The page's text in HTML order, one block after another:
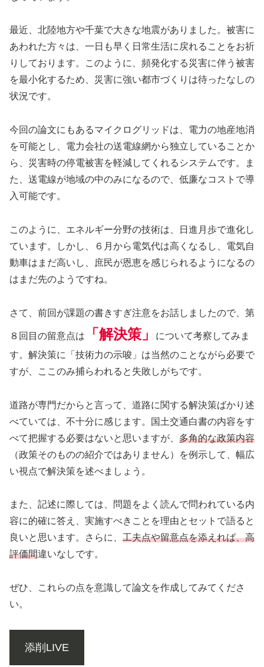
最近、北陸地方や千葉で大きな地震がありました。被害に
あわれた方々は、一日も早く日常生活に戻れることをお祈
りしております。このように、頻発化する災害に伴う被害
を最小化するため、災害に強い都市づくりは待ったなしの
状況です。
今回の論文にもあるマイクログリッドは、電力の地産地消
を可能とし、電力会社の送電線網から独立していることか
ら、災害時の停電被害を軽減してくれるシステムです。ま
た、送電線が地域の中のみになるので、低廉なコストで導
入可能です。
このように、エネルギー分野の技術は、日進月歩で進化し
ています。しかし、６月から電気代は高くなるし、電気自
動車はまだ高いし、庶民が恩恵を感じられるようになるの
はまだ先のようですね。
さて、前回が課題の書きすぎ注意をお話しましたので、第
８回目の留意点は 「解決策」
について考察してみま
す。解決策に「技術力の示唆」は当然のことながら必要で
すが、ここのみ捕らわれると失敗しがちです。
道路が専門だからと言って、道路に関する解決策ばかり述
べていては、不十分に感じます。国土交通白書の内容をす
べて把握する必要はないと思いますが、 多角的な政策内容
（政策そのものの紹介ではありません）を例示して、幅広
い視点で解決策を述べましょう。
また、記述に際しては、問題をよく読んで問われている内
容に的確に答え、実施すべきことを理由とセットで語ると
良いと思います。さらに、 工夫点や留意点を添えれば、高
評価間違いなしです。
ぜひ、これらの点を意識して論文を作成してみてくださ
い。
添削LIVE